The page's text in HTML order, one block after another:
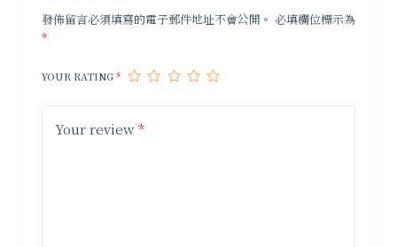
發佈留言必須填寫的電子郵件地址不會公開。 必填欄位標示為
*
YOUR RATING*
Your review*